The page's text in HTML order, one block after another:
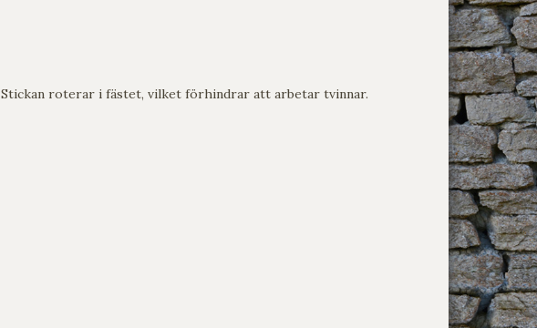
Stickan roterar i fästet, vilket förhindrar att arbetar tvinnar.